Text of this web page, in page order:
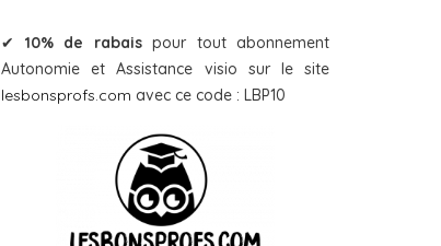
✔ 10% de rabaispour tout abonnement
Autonomie et Assistance visio sur le site
lesbonsprofs.com avec ce code : LBP10